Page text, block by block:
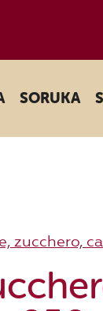
SORUKA
zucchero,